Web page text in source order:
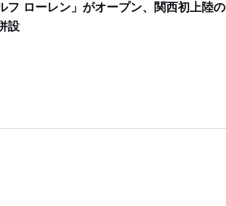
フ ローレン」がオープン、関西初上陸の
設